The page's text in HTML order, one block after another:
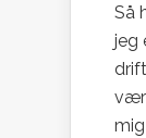
Så
jeg